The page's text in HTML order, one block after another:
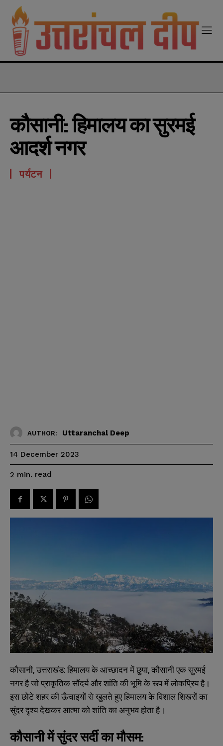
कौसानी: हिमालय का सुरमई
आदर्श नगर
पर्यटन
AUTHOR: Uttaranchal Deep
14 December 2023
2 min. read
कौसानी, उत्तराखंड: हिमालय के आच्छादन में छुपा, कौसानी एक सुरमई
नगर है जो प्राकृतिक सौंदर्य और शांति की भूमि के रूप में लोकप्रिय है।
इस छोटे शहर की ऊँचाइयों से खुलते हुए हिमालय के विशाल शिखरों का
सुंदर दृश्य देखकर आत्मा को शांति का अनुभव होता है।
कौसानी में सुंदर सर्दी का मौसम: